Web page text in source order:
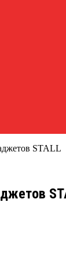
STALL